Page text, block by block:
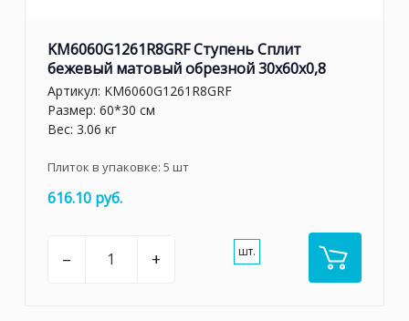
KM6060G1261R8GRF Ступень Сплит
бежевый матовый обрезной 30x60x0,8
Артикул: KM6060G1261R8GRF
Размер: 60*30 см
Вес: 3.06 кг
Плиток в упаковке: 5 шт
616.10 руб.
– + шт.